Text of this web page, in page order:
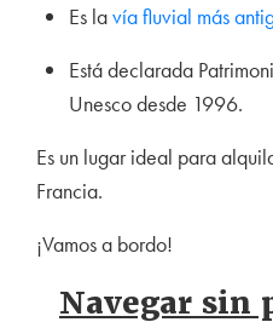
Es lavía fluvial más
Está declarada
Unesco desde 1996.
Es un lugar ideal para
Francia.
¡Vamos a bordo!
Navegar sin